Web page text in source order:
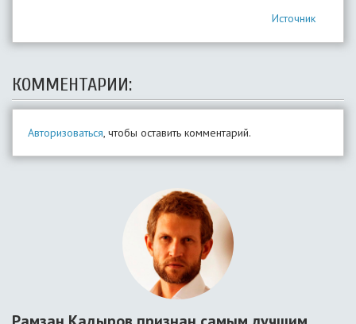
Источник
КОММЕНТАРИИ:
Авторизоваться, чтобы оставить комментарий.